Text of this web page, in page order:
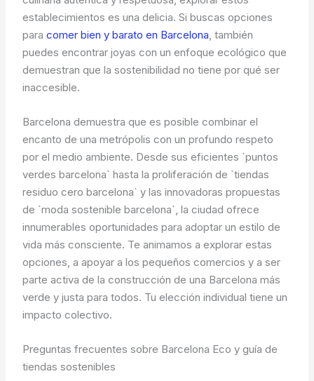
establecimientos es una delicia. Si buscas opciones
paracomer bien y barato en Barcelona, también
puedes encontrar joyas con un enfoque ecológico que
demuestran que la sostenibilidad no tiene por qué ser
inaccesible.
Barcelona demuestra que es posible combinar el
encanto de una metrópolis con un profundo respeto
por el medio ambiente. Desde sus eficientes `puntos
verdes barcelona` hasta la proliferación de `tiendas
residuo cero barcelona` y las innovadoras propuestas
de `moda sostenible barcelona`, la ciudad ofrece
innumerables oportunidades para adoptar un estilo de
vida más consciente. Te animamos a explorar estas
opciones, a apoyar a los pequeños comercios y a ser
parte activa de la construcción de una Barcelona más
verde y justa para todos. Tu elección individual tiene un
impacto colectivo.
Preguntas frecuentes sobre Barcelona Eco y guía de
tiendas sostenibles